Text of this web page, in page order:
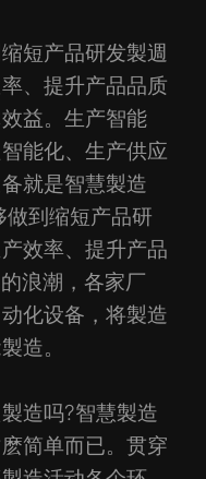
短产品研发製週
、提升产品品质
益。生产智能
能化、生产供应
就是智慧製造
到缩短产品研
效率、提升产品
浪潮，各家厂
化设备，将製造
造。
造吗?智慧製造
简单而已。贯穿